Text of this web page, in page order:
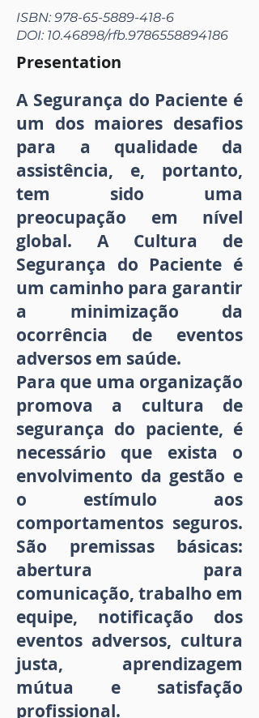
ISBN:978-65-5889-418-6
DOI: 10.46898/rfb.9786558894186
Presentation
A Segurança do Paciente é
um dos maiores desafios
para a qualidade da
assistência, e, portanto,
tem sido uma
preocupação em nível
global. A Cultura de
Segurança do Paciente é
um caminho para garantir
a minimização da
ocorrência de eventos
adversos em saúde.
Para que uma organização
promova a cultura de
segurança do paciente, é
necessário que exista o
envolvimento da gestão e
o estímulo aos
comportamentos seguros.
São premissas básicas:
abertura para
comunicação, trabalho em
equipe, notificação dos
eventos adversos, cultura
justa, aprendizagem
mútua e satisfação
profissional.